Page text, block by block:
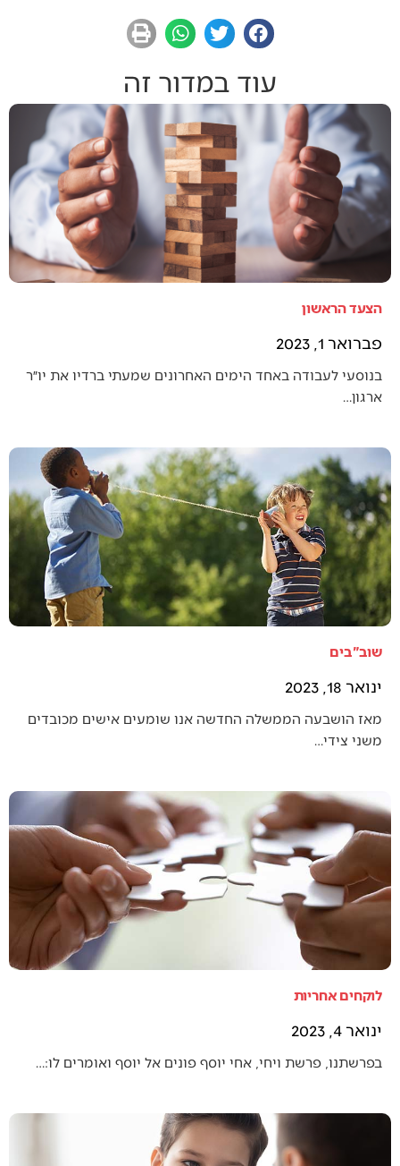
עוד במדור זה
הצעד הראשון
פברואר 1, 2023
בנוסעי לעבודה באחד הימים האחרונים שמעתי ברדיו את יו״ר
ארגון…
שוב"בים
ינואר 18, 2023
מאז הושבעה הממשלה החדשה אנו שומעים אישים מכובדים
משני צידי…
לוקחים אחריות
ינואר 4, 2023
בפרשתנו, פרשת ויחי, אחי יוסף פונים אל יוסף ואומרים לו:…